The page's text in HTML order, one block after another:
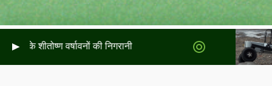
के शीतोष्ण वर्षावनों की निगरानी